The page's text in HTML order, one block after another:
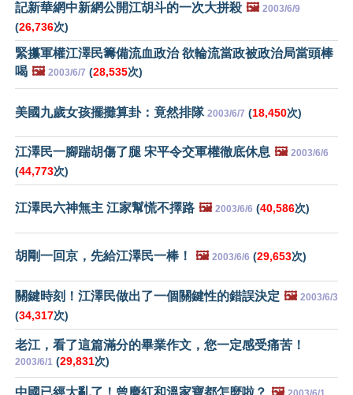
記新華網中新網公開江胡斗的一次大拼殺 🖼️ 2003/6/9
(26,736次)
緊攥軍權江澤民籌備流血政治 欲輪流當政被政治局當頭棒
喝 🖼️ 2003/6/7 (28,535次)
美國九歲女孩擺攤算卦：竟然排隊 2003/6/7 (18,450次)
江澤民一腳踹胡傷了腿 宋平令交軍權徹底休息 🖼️ 2003/6/6
(44,773次)
江澤民六神無主 江家幫慌不擇路 🖼️ 2003/6/6 (40,586次)
胡剛一回京，先給江澤民一棒！ 🖼️ 2003/6/6 (29,653次)
關鍵時刻！江澤民做出了一個關鍵性的錯誤決定 🖼️ 2003/6/3
(34,317次)
老江，看了這篇滿分的畢業作文，您一定感受痛苦！
2003/6/1 (29,831次)
中國已經大亂了！曾慶紅和溫家寶都怎麼啦？ 🖼️